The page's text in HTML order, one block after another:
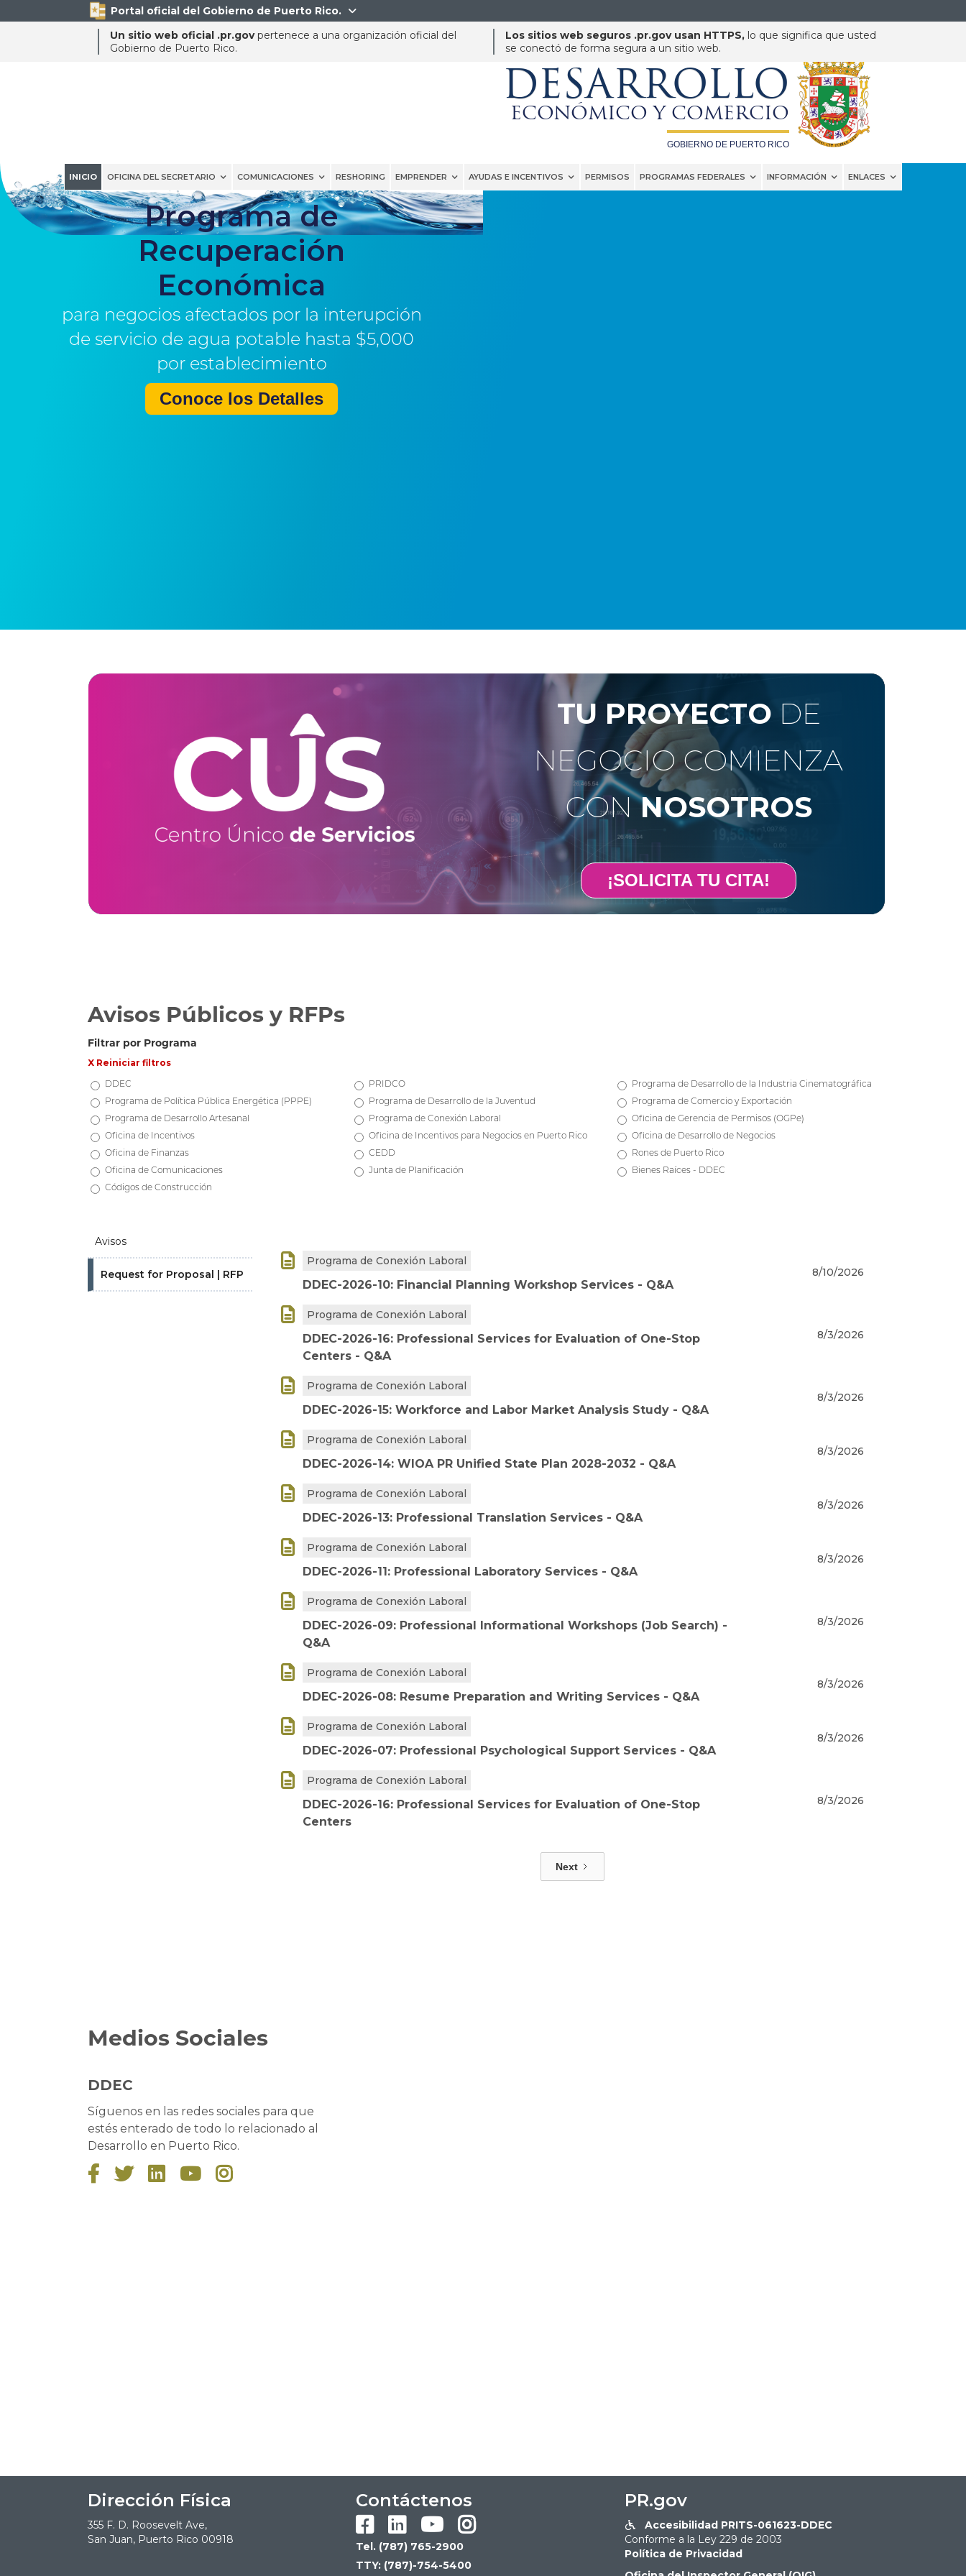
Portal oficial del Gobierno de Puerto Rico. 
Un sitio web oficial .pr.govpertenece a una organización oficial del
Gobierno de Puerto Rico.
Los sitios web seguros .pr.gov usan HTTPS, lo que significa que usted
se conectó de forma segura a un sitio web.DEPARTAMENTO DE
DESARROLLO
ECONÓMICO Y COMERCIO
GOBIERNO DE PUERTO RICO
INICIO OFICINA DEL SECRETARIO COMUNICACIONES RESHORING EMPRENDER AYUDAS E INCENTIVOS PERMISOS PROGRAMAS FEDERALES INFORMACIÓN ENLACES
Programa de
Recuperación
Económica
para negocios afectados por la interupción
de servicio de agua potable hasta $5,000
por establecimiento
Conoce los Detalles
TU PROYECTO DE
NEGOCIO COMIENZA
CONNOSOTROS
¡SOLICITA TU CITA!
Avisos Públicos y RFPs
Filtrar por Programa
X Reiniciar filtros
DDEC
PRIDCO
Programa de Desarrollo de la Industria Cinematográfica
Programa de Política Pública Energética (PPPE)
Programa de Desarrollo de la Juventud
Programa de Comercio y Exportación
Programa de Desarrollo Artesanal
Programa de Conexión Laboral
Oficina de Gerencia de Permisos (OGPe)
Oficina de Incentivos
Oficina de Incentivos para Negocios en Puerto Rico
Oficina de Desarrollo de Negocios
Oficina de Finanzas
CEDD
Rones de Puerto Rico
Oficina de Comunicaciones
Junta de Planificación
Bienes Raíces - DDEC
Códigos de Construcción
Avisos
Request for Proposal | RFP
 Programa de Conexión Laboral
DDEC-2026-10: Financial Planning Workshop Services - Q&A
8/10/2026
 Programa de Conexión Laboral
DDEC-2026-16: Professional Services for Evaluation of One-Stop
Centers - Q&A
8/3/2026
 Programa de Conexión Laboral
DDEC-2026-15: Workforce and Labor Market Analysis Study - Q&A
8/3/2026
 Programa de Conexión Laboral
DDEC-2026-14: WIOA PR Unified State Plan 2028-2032 - Q&A
8/3/2026
 Programa de Conexión Laboral
DDEC-2026-13: Professional Translation Services - Q&A
8/3/2026
 Programa de Conexión Laboral
DDEC-2026-11: Professional Laboratory Services - Q&A
8/3/2026
 Programa de Conexión Laboral
DDEC-2026-09: Professional Informational Workshops (Job Search) -
Q&A
8/3/2026
 Programa de Conexión Laboral
DDEC-2026-08: Resume Preparation and Writing Services - Q&A
8/3/2026
 Programa de Conexión Laboral
DDEC-2026-07: Professional Psychological Support Services - Q&A
8/3/2026
 Programa de Conexión Laboral
DDEC-2026-16: Professional Services for Evaluation of One-Stop
Centers
8/3/2026
Next
Medios Sociales
DDEC
Síguenos en las redes sociales para que
estés enterado de todo lo relacionado al
Desarrollo en Puerto Rico.
    
Dirección Física
355 F. D. Roosevelt Ave,
San Juan, Puerto Rico 00918
Contáctenos

  
Tel. (787) 765-2900
TTY: (787)-754-5400
PR.gov

Accesibilidad PRITS-061623-DDEC
Conforme a la Ley 229 de 2003
Política de Privacidad